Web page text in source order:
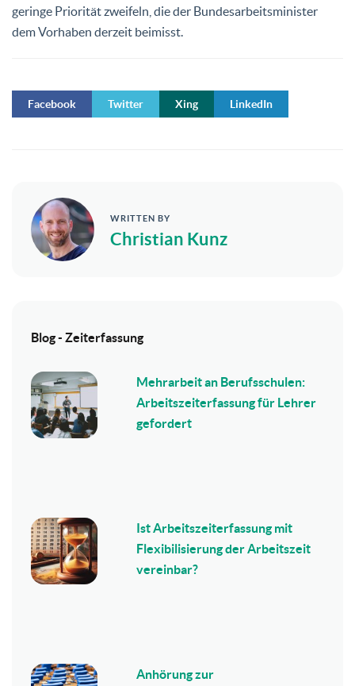
geringe Priorität zweifeln, die der Bundesarbeitsminister
dem Vorhaben derzeit beimisst.
Facebook Twitter Xing LinkedIn
WRITTEN BY
Christian Kunz
Blog - Zeiterfassung
Mehrarbeit an Berufsschulen:
Arbeitszeiterfassung für Lehrer
gefordert
Ist Arbeitszeiterfassung mit
Flexibilisierung der Arbeitszeit
vereinbar?
Anhörung zur